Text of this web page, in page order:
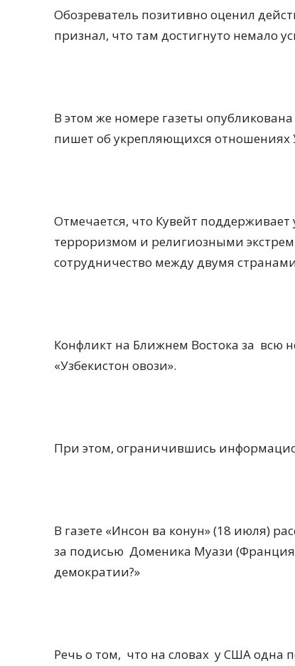
Обозреватель позитивно оценил
признал, что там достигнуто немало
В этом же номере газеты
пишет об укрепляющихся отношениях
Отмечается, что Кувейт
терроризмом и религиозными
сотрудничество между двумя
Конфликт на Ближнем Востока за всю
«Узбекистон овози».
При этом, ограничившись
В газете «Инсон ва конун» (18 июля)
за подисью Доменика Муази
демократии?»
Речь о том, что на словах у США одна